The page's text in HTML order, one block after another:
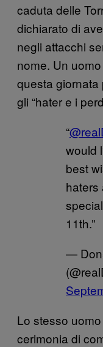
caduta delle
dichiarato di
negli attacchi
nome. Un
questa giornata
gli “hater e i
“
would
best
haters
11th.”
—
Lo stesso
cerimonia di